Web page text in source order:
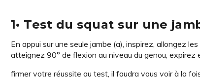
1• Test du squat sur une
En appui sur une seule jambe (a), inspirez, allongez
atteignez 90° de flexion au niveau du genou,
firmer votre réussite au test, il faudra vous voir à la fois